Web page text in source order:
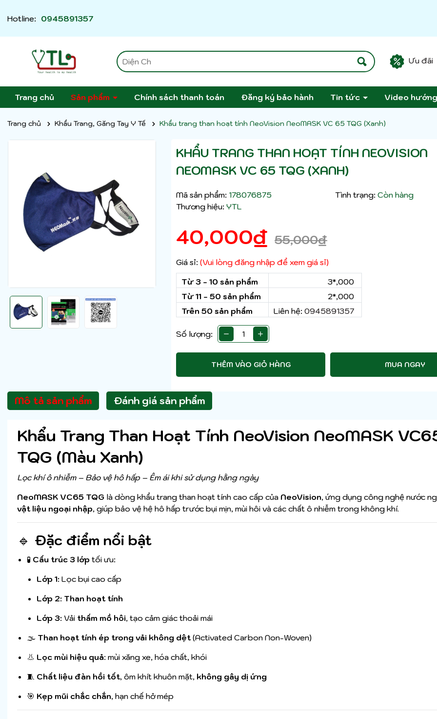
Hotline: 0945891357
Ưu đãi
Trang chủ Sản phẩm Chính sách thanh toán Đăng ký bảo hành Tin tức Video
Trang chủ Khẩu Trang, Găng Tay Y Tế Khẩu trang than hoạt tính NeoVision NeoMASK VC 65 TQG (Xanh)
KHẨU TRANG THAN HOẠT TÍNH NEOVISION
NEOMASK VC 65 TQG (XANH)
Mã sản phẩm: 178076875 Tình trạng: Còn hàng
Thương hiệu: YTL
40,000₫ 55,000₫
Giá sỉ: (Vui lòng đăng nhập để xem giá sỉ)
Từ 3 - 10 sản phẩm
3*,000
Từ 11 - 50 sản phẩm
2*,000
Trên 50 sản phẩm
Liên hệ: 0945891357
Số lượng:
THÊM VÀO GIỎ HÀNG MUA NGAY
Mô tả sản phẩm Đánh giá sản phẩm
Khẩu Trang Than Hoạt Tính NeoVision NeoMASK
TQG (Màu Xanh)
Lọc khí ô nhiễm – Bảo vệ hô hấp – Êm ái khi sử dụng hằng ngày
NeoMASK VC65 TQG là dòng khẩu trang than hoạt tính cao cấp của NeoVision, ứng dụng công nghệ nước
vật liệu ngoại nhập, giúp bảo vệ hệ hô hấp trước bụi mịn, mùi hôi và các chất ô nhiễm trong không khí.
🔹 Đặc điểm nổi bật
🧪 Cấu trúc 3 lớp tối ưu:
Lớp 1: Lọc bụi cao cấp
Lớp 2: Than hoạt tính
Lớp 3: Vải thấm mồ hôi, tạo cảm giác thoải mái
🌫 Than hoạt tính ép trong vải không dệt(Activated Carbon Non-Woven)
👃 Lọc mùi hiệu quả: mùi xăng xe, hóa chất, khói
🧵 Chất liệu đàn hồi tốt, ôm khít khuôn mặt, không gây dị ứng
🎯 Kẹp mũi chắc chắn, hạn chế hở mép